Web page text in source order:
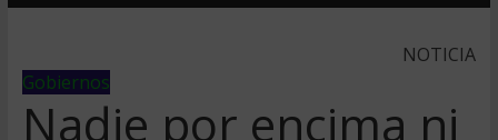
NOTICIA
Gobiernos
Nadie por encima ni